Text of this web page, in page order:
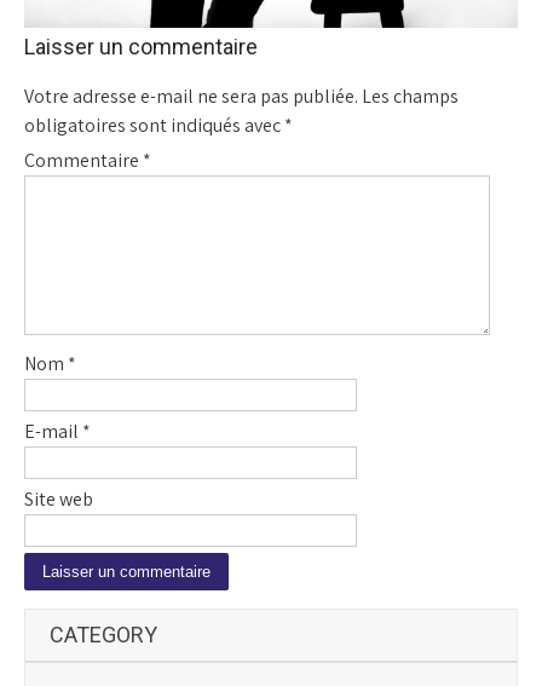
Laisser un commentaire
Votre adresse e-mail ne sera pas publiée. Les champs
obligatoires sont indiqués avec*
Commentaire *
Nom *
E-mail *
Site web
t
CATEGORY